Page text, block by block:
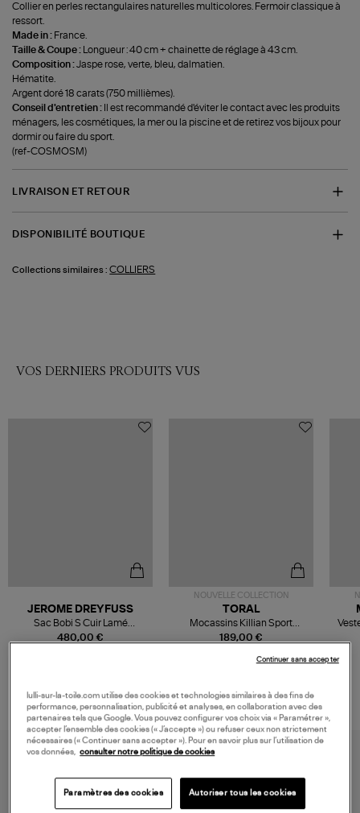
Collier en perles rectangulaires naturelles multicolores. Fermoir classique à
ressort.
Made in : France.
Taille & Coupe :
Longueur : 40 cm + chainette de réglage à 43 cm.
Composition :Jaspe rose, verte, bleu, dalmatien.
Hématite.
Argent doré 18 carats (750 millièmes).
Conseil d'entretien :
Il est recommandé d'éviter le contact avec les produits
ménagers, les cosmétiques, la mer ou la piscine et de retirez vos bijoux pour
dormir ou faire du sport.
(ref-COSMOSM)
LIVRAISON ET RETOUR
DISPONIBILITÉ BOUTIQUE
Collections similaires : COLLIERS
VOS DERNIERS PRODUITS VUS
480,00 €
JEROME DREYFUSS
Sac Bobi S Cuir Lamé
Champagne
NOUVELLE COLLECTION
189,00 €
TORAL
Mocassins Killian Sport
Mousse
lulli-sur-la-toile.com utilise des cookies et technologies similaires à des fins de
performance, personnalisation, publicité et analyses, en collaboration avec des
partenaires tels que Google. Vous pouvez configurer vos choix via « Paramétrer »,
accepter l’ensemble des cookies (« J’accepte ») ou refuser ceux non strictement
nécessaires (« Continuer sans accepter »). Pour en savoir plus sur l’utilisation de
vos données, consulter notre politique de cookies
Paramètres des cookies Autoriser tous les cookies
Continuer sans accepter